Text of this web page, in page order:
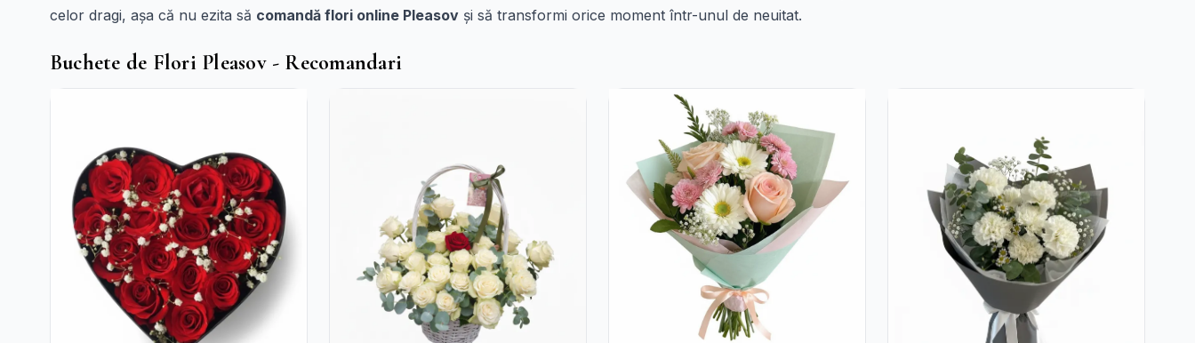
celor dragi, așa că nu ezita să comandă flori online Pleasov și să transformi orice moment într-unul de neuitat.
Buchete de Flori Pleasov - Recomandari